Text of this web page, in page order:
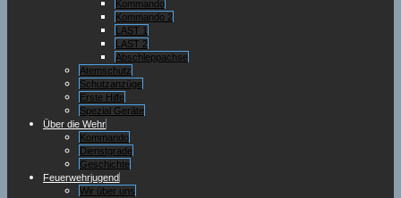
Kommando
Kommando 2
LAST 1
LAST 2
Abschleppachse
Atemschutz
Schutzanzüge
Erste Hilfe
Spezial Geräte
Über die Wehr
Kommando
Dienstgrade
Geschichte
Feuerwehrjugend
Wir über uns